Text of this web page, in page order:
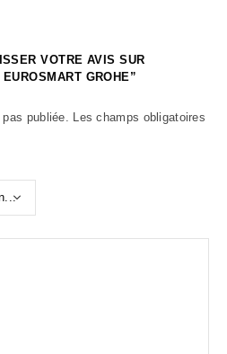
VOTRE AVIS SUR
GROHE”
publiée. Les champs obligatoires